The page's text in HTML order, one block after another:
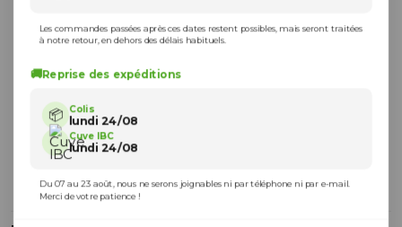
Les commandes passées après ces dates restent possibles, mais seront traitées
à notre retour, en dehors des délais habituels.
🚚Reprise des expéditions
📦 Colis
lundi 24/08
Cuve IBC
lundi 24/08
Du 07 au 23 août, nous ne serons joignables ni par téléphone ni par e-mail.
Merci de votre patience !